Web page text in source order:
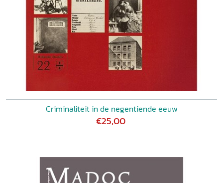
Criminaliteit in de negentiende eeuw
€25,00